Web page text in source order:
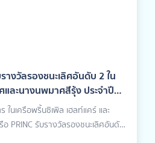
งวัลรองชนะเลิศอันดับ 2 ใน
ละนางนพมาศสีรุ้ง ประจำปี
นเครือพริ้นซิเพิล เฮลท์แคร์ และ
PRINC รับรางวัลรองชนะเลิศอันดับ